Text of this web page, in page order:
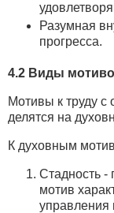
Разумная
прогресса.
4.2 Виды
Мотивы к труду с
делятся на
К духовным
Стадность -
мотив
управления